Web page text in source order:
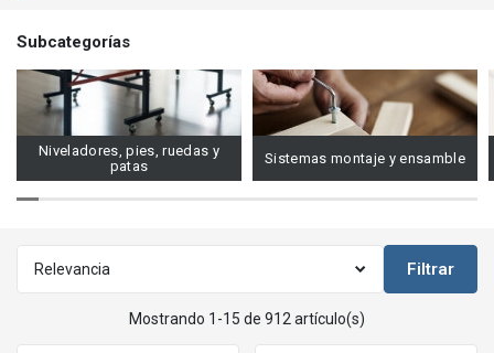
Subcategorías
Niveladores, pies, ruedas y
patas
Sistemas montaje y ensamble
Relevancia Filtrar
Mostrando 1-15 de 912 artículo(s)